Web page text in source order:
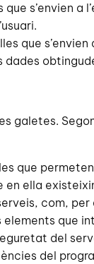
que s’envien a
que
galetes.
que
en ella
com,
que
del
del